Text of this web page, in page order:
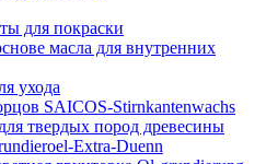
для покраски
масла для внутренних
ухода
SAICOS-Stirnkantenwachs
твердых пород древесины
Extra-Duenn